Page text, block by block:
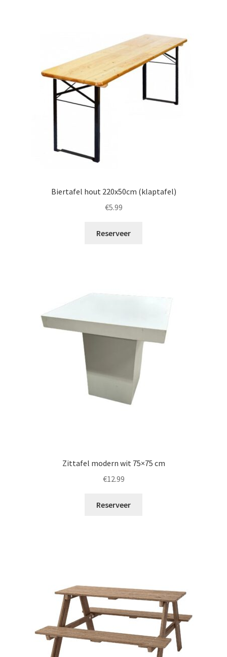
Biertafel hout 220x50cm (klaptafel)
€5.99
Reserveer
Zittafel modern wit 75×75 cm
€12.99
Reserveer